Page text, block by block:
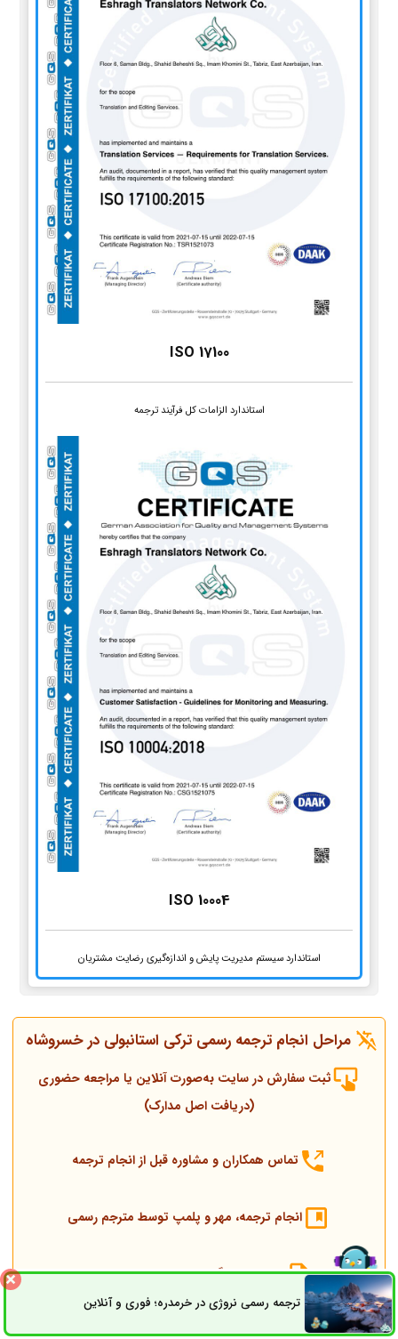
ISO 17100
استاندارد الزامات کل فرآیند ترجمه
ISO 10004
استاندارد سیستم مدیریت پایش و اندازه‌گیری رضایت مشتریان
مراحل انجام ترجمه رسمی ترکی استانبولی در خسروشاه
ثبت سفارش در سایت به‌صورت آنلاین یا مراجعه حضوری
(دریافت اصل مدارک)
تماس همکاران و مشاوره قبل از انجام ترجمه
انجام ترجمه، مهر و پلمپ توسط مترجم رسمی
ارسال به دادگستری و وزارت امور خارجه
ارسال به کنسولگری ترکیه
ترجمه رسمی نروژی در خرمدره؛ فوری و آنلاینثبت سفارش راه های ارتباطی